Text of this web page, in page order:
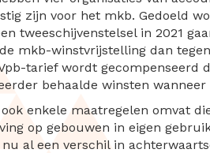
zijn voor het mkb. Gedoeld
tweeschijvenstelsel in 2021
mkb-winstvrijstelling dan
tarief wordt gecompenseerd
behaalde winsten
enkele maatregelen omvat
op gebouwen in eigen
al een verschil in